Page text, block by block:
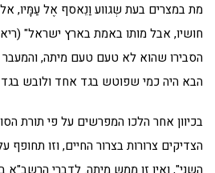
מת במצרים בעת שְגווע וַנֵאסף אֶל עַמָּיו,
חושיו, אבל מותו באמת בארץ ישראל"
הסבירו שהוא לא טעם טעם מיתה,
הבא היה כמי שפוטש בגד אחד ולובש
בכיוון אחר הלכו המפרשים על פי תורת
הצדיקים צרורות בצרור החיים, וזו תחופף